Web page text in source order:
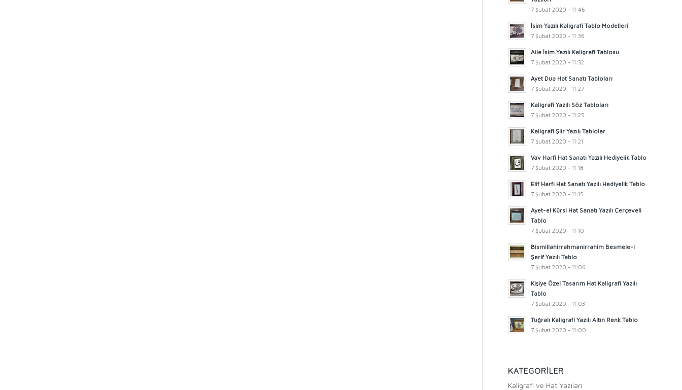
7 Şubat 2020 - 11:46
İsim Yazılı Kaligrafi Tablo Modelleri
7 Şubat 2020 - 11:36
Aile İsim Yazılı Kaligrafi Tablosu
7 Şubat 2020 - 11:32
Ayet Dua Hat Sanatı Tabloları
7 Şubat 2020 - 11:27
Kaligrafi Yazılı Söz Tabloları
7 Şubat 2020 - 11:25
Kaligrafi Şiir Yazılı Tablolar
7 Şubat 2020 - 11:21
Vav Harfi Hat Sanatı Yazılı Hediyelik Tablo
7 Şubat 2020 - 11:18
Elif Harfi Hat Sanatı Yazılı Hediyelik Tablo
7 Şubat 2020 - 11:15
Ayet-el Kürsi Hat Sanatı Yazılı Çerçeveli
Tablo
7 Şubat 2020 - 11:10
Bismillahirrahmanirrahim Besmele-i
Şerif Yazılı Tablo
7 Şubat 2020 - 11:06
Kişiye Özel Tasarım Hat Kaligrafi Yazılı
Tablo
7 Şubat 2020 - 11:03
Tuğralı Kaligrafi Yazılı Altın Renk Tablo
7 Şubat 2020 - 11:00
KATEGORILER
Kaligrafi ve Hat Yazıları